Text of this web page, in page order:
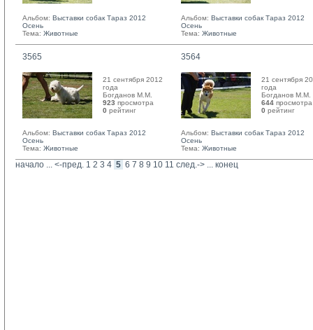
Альбом: Выставки собак Тараз 2012
Осень
Тема: Животные
Альбом: Выставки собак Тараз 2012
Осень
Тема: Животные
3565
21 сентября 2012
года
Богданов М.М.
923 просмотра
0 рейтинг
Альбом: Выставки собак Тараз 2012
Осень
Тема: Животные
3564
21 сентября
года
Богданов М.М.
644 просмотра
0 рейтинг
Альбом: Выставки собак Тараз 2012
Осень
Тема: Животные
начало ... <-пред. 1 2 3 4 5 6 7 8 9 10 11 след.-> ... конец